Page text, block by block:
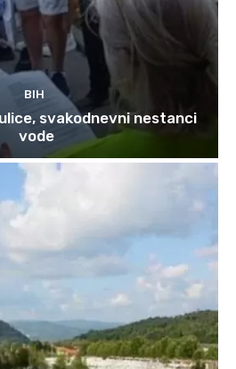
BIH
svakodnevni nestanci
vode